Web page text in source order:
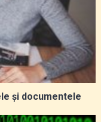
și documentele